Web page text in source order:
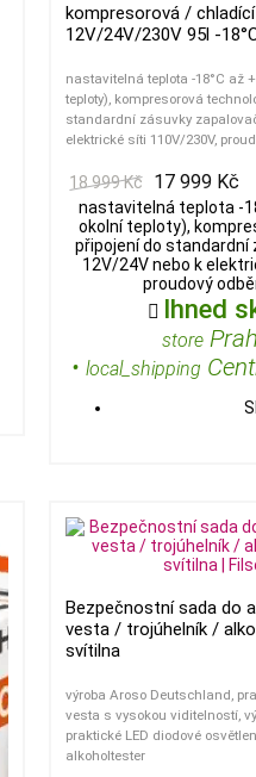
kompresorová /
12V/24V/230V 95l -
nastavitelná teplota -18°C až
teploty), kompresorová
standardní zásuvky
elektrické síti 110V/230V,
18 999 Kč 17 999 Kč
nastavitelná teplota -
okolní teploty),
připojení do standardní
12V/24V nebo k
proudový
 Ihned
store
• local_shipping
Bezpečnostní sada do
vesta / trojúhelník /
svítilna
výroba Aroso Deutschland,
vesta s vysokou viditelností,
praktické LED diodové
alkoholtester